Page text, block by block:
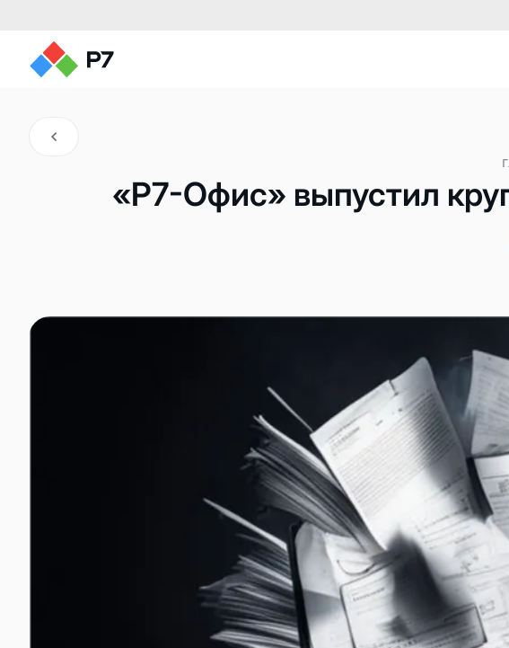
Редактор текстов
Редактор презентаций
Почта: базовое решение
«Р7-Офис» выпустил